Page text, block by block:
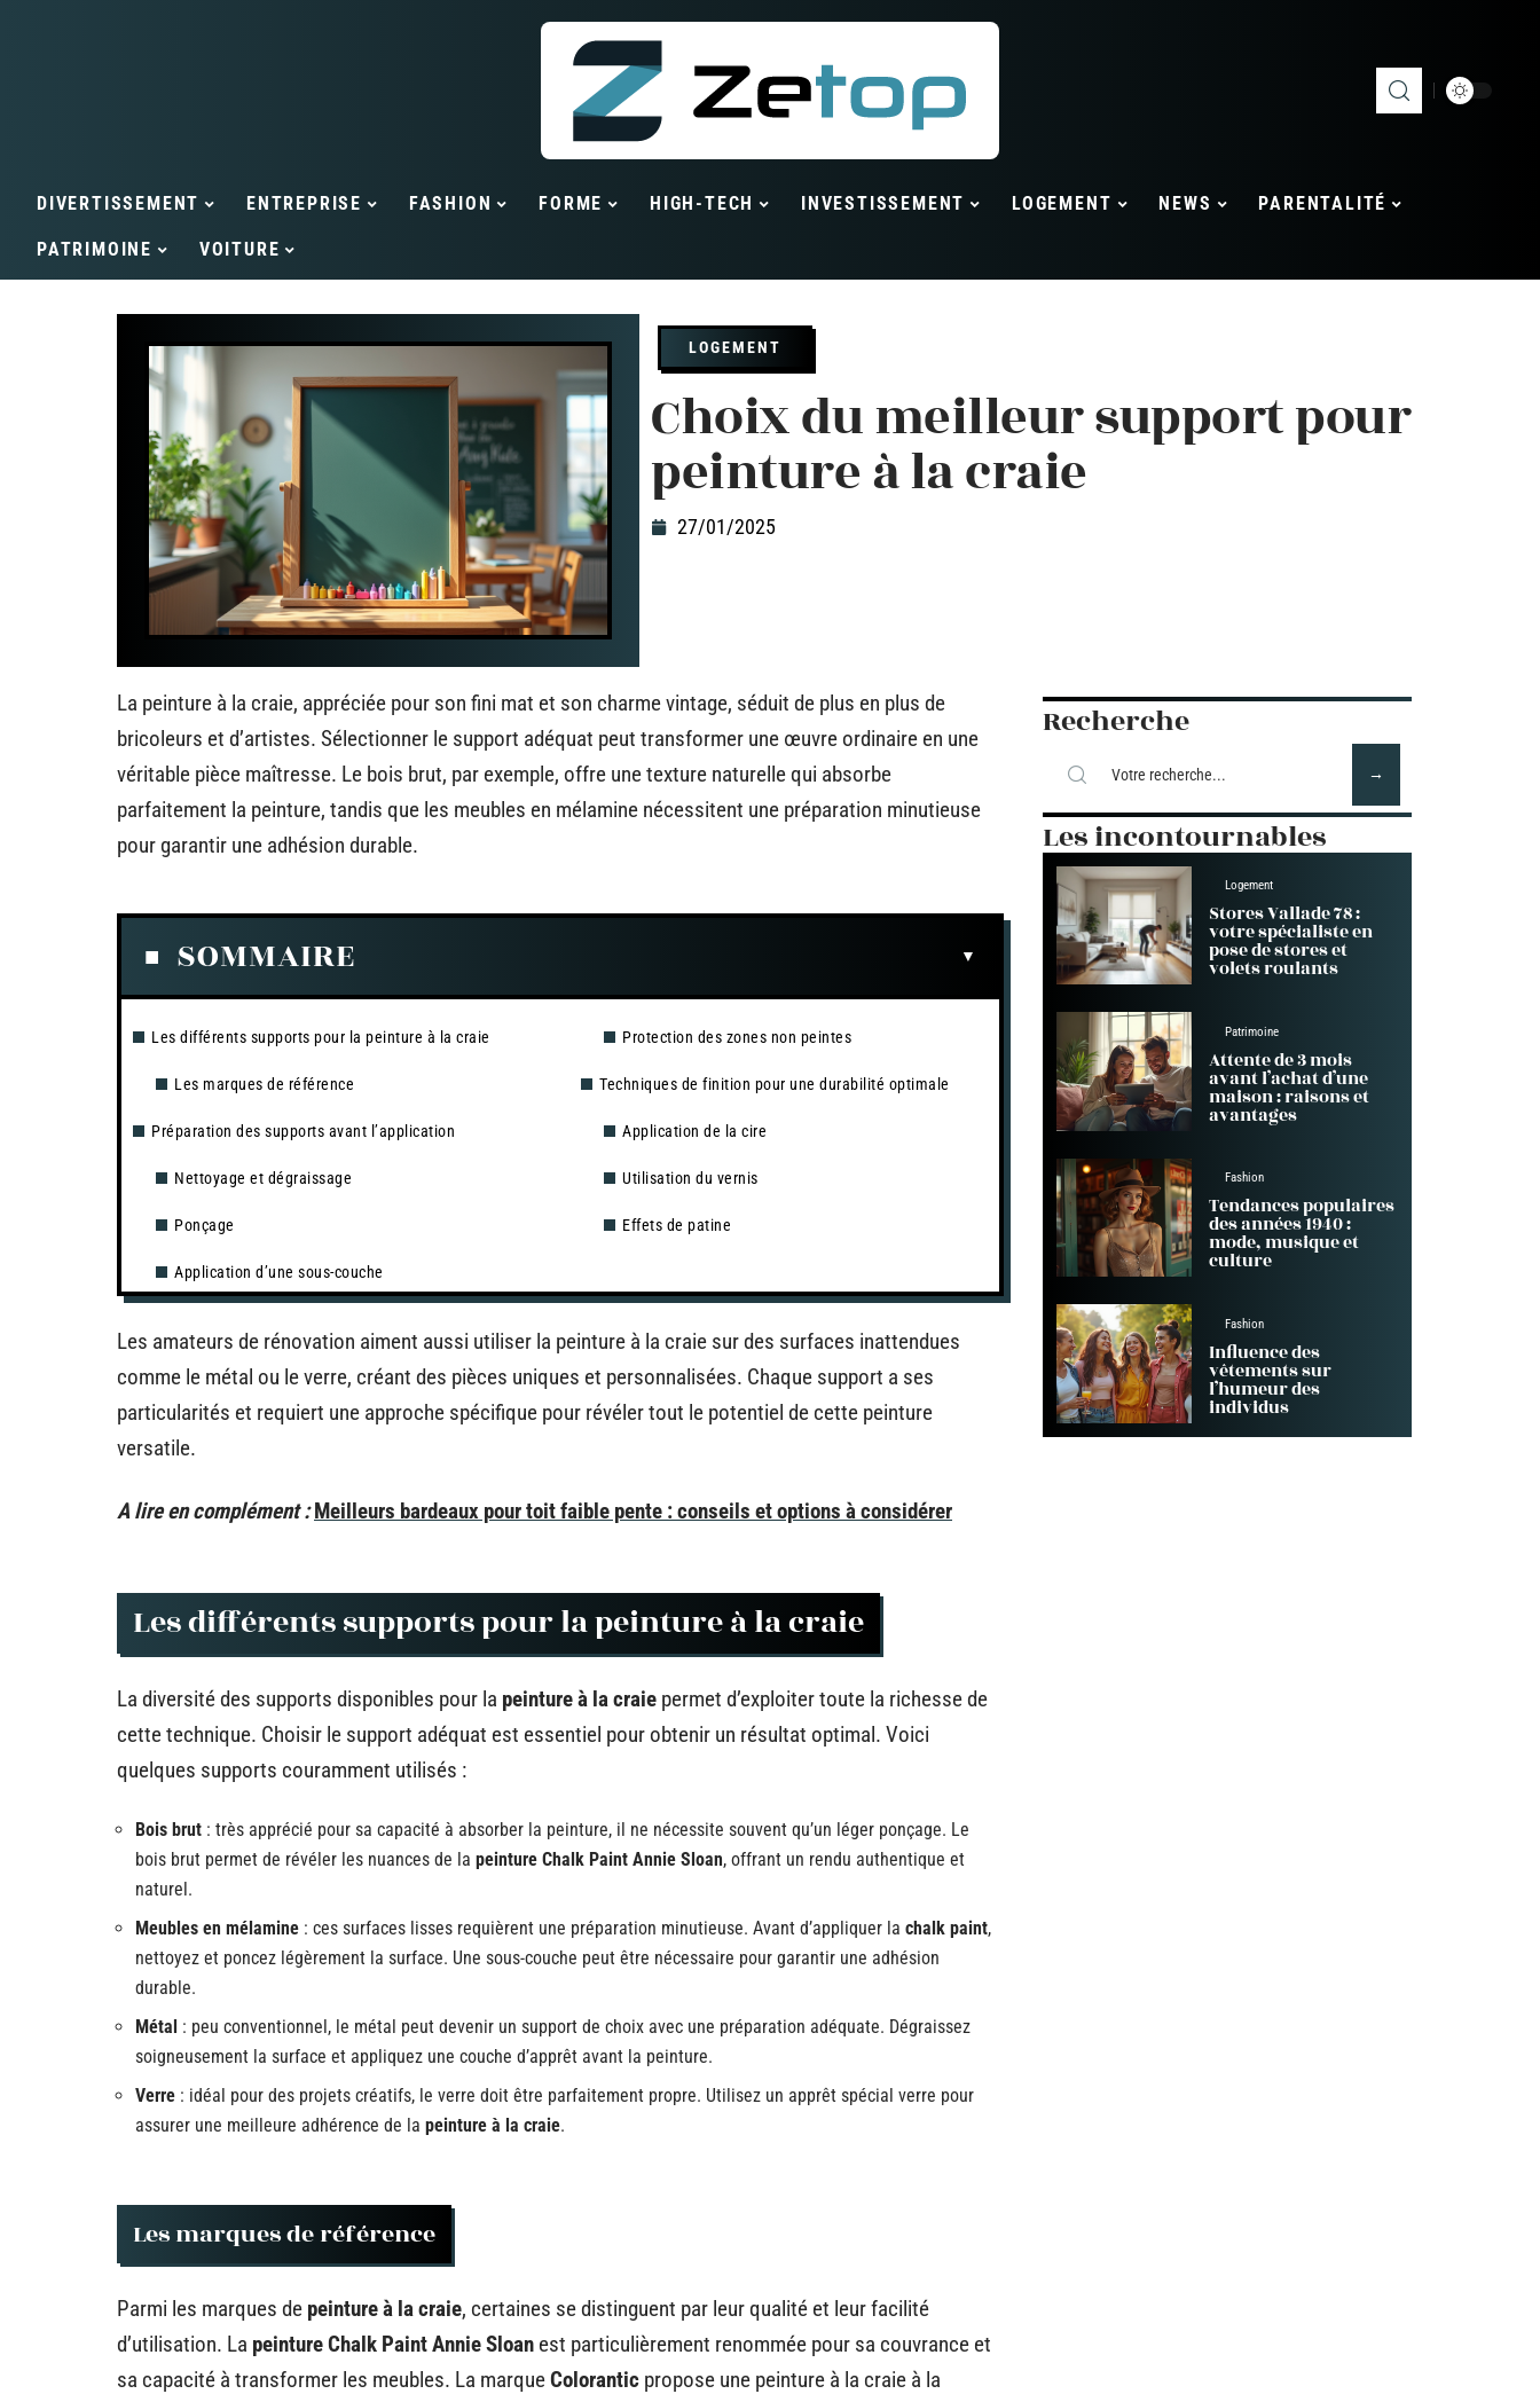
DIVERTISSEMENT ENTREPRISE FASHION FORME HIGH-TECH INVESTISSEMENT LOGEMENT NEWS PARENTALITÉ
PATRIMOINE VOITURE
LOGEMENT
Choix du meilleur support pour
peinture à la craie
27/01/2025
La peinture à la craie, appréciée pour son fini mat et son charme vintage, séduit de plus en plus de
bricoleurs et d’artistes. Sélectionner le support adéquat peut transformer une œuvre ordinaire en une
véritable pièce maîtresse. Le bois brut, par exemple, offre une texture naturelle qui absorbe
parfaitement la peinture, tandis que les meubles en mélamine nécessitent une préparation minutieuse
pour garantir une adhésion durable.
SOMMAIRE
Les différents supports pour la peinture à la craie
Les marques de référence
Préparation des supports avant l’application
Nettoyage et dégraissage
Ponçage
Application d’une sous-couche
Protection des zones non peintes
Techniques de finition pour une durabilité optimale
Application de la cire
Utilisation du vernis
Effets de patine
Les amateurs de rénovation aiment aussi utiliser la peinture à la craie sur des surfaces inattendues
comme le métal ou le verre, créant des pièces uniques et personnalisées. Chaque support a ses
particularités et requiert une approche spécifique pour révéler tout le potentiel de cette peinture
versatile.
A lire en complément : Meilleurs bardeaux pour toit faible pente : conseils et options à considérer
Les différents supports pour la peinture à la craie
La diversité des supports disponibles pour la peinture à la craie permet d’exploiter toute la richesse de
cette technique. Choisir le support adéquat est essentiel pour obtenir un résultat optimal. Voici
quelques supports couramment utilisés :
Bois brut : très apprécié pour sa capacité à absorber la peinture, il ne nécessite souvent qu’un léger ponçage. Le
bois brut permet de révéler les nuances de la peinture Chalk Paint Annie Sloan, offrant un rendu authentique et
naturel.
Meubles en mélamine : ces surfaces lisses requièrent une préparation minutieuse. Avant d’appliquer la chalk paint,
nettoyez et poncez légèrement la surface. Une sous-couche peut être nécessaire pour garantir une adhésion
durable.
Métal : peu conventionnel, le métal peut devenir un support de choix avec une préparation adéquate. Dégraissez
soigneusement la surface et appliquez une couche d’apprêt avant la peinture.
Verre : idéal pour des projets créatifs, le verre doit être parfaitement propre. Utilisez un apprêt spécial verre pour
assurer une meilleure adhérence de la peinture à la craie.
Les marques de référence
Parmi les marques de peinture à la craie, certaines se distinguent par leur qualité et leur facilité
d’utilisation. La peinture Chalk Paint Annie Sloan est particulièrement renommée pour sa couvrance et
sa capacité à transformer les meubles. La marqueColorantic propose une peinture à la craie à la
Recherche
Les incontournables
Logement
Stores Vallade 78 :
votre spécialiste en
pose de stores et
volets roulants
Patrimoine
Attente de 3 mois
avant l’achat d’une
maison : raisons et
avantages
Fashion
Tendances populaires
des années 1940 :
mode, musique et
culture
Fashion
Influence des
vêtements sur
l’humeur des
individus